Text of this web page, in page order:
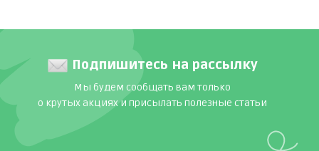
Подпишитесь на рассылку
Мы будем сообщать вам только
о крутых акциях и присылать полезные статьи